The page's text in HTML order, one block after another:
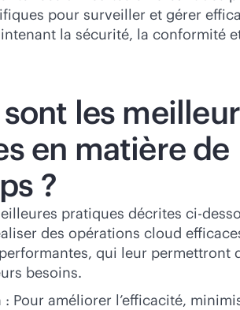
pour surveiller et gérer
la sécurité, la conformité
les
en matière de
?
pratiques décrites ci-
des opérations cloud
qui leur permettront
besoins.
Pour améliorer l’efficacité,